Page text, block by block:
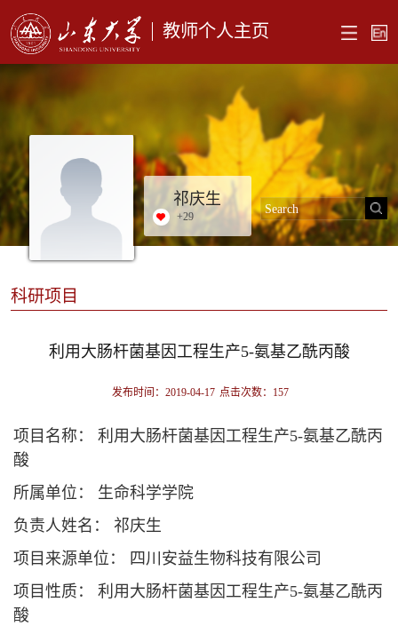
教师个人主页
祁庆生
+29
科研项目
利用大肠杆菌基因工程生产5-氨基乙酰丙酸
发布时间：2019-04-17 点击次数： 157
项目名称： 利用大肠杆菌基因工程生产5-氨基乙酰丙
酸
所属单位： 生命科学学院
负责人姓名： 祁庆生
项目来源单位： 四川安益生物科技有限公司
项目性质： 利用大肠杆菌基因工程生产5-氨基乙酰丙
酸